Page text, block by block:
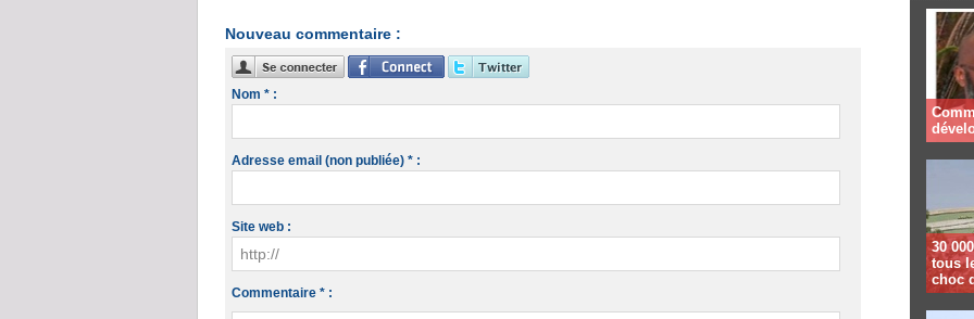
Nouveau commentaire :
Nom * :
Adresse email (non publiée) * :
Site web :
Commentaire * :
30
tous
choc